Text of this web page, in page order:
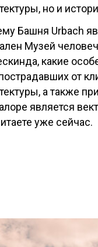
но и
Башня Urbach
Музей
какие
от
а также
является
уже сейчас.